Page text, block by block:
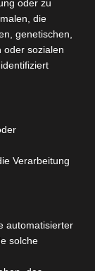
oder zu
die
genetischen,
oder sozialen
Verarbeitung
automatisierter
solche